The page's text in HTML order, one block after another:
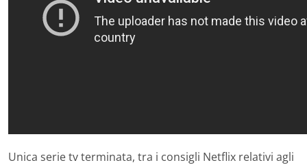
Unica serie tv terminata, tra i consigli Netflix relativi agli